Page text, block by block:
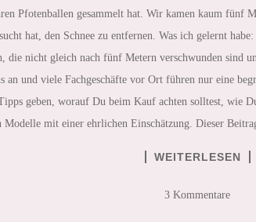
Pfotenballen gesammelt hat. Wir kamen kaum fünf
hat, den Schnee zu entfernen. Was ich gelernt
die nicht gleich nach fünf Metern verschwunden sind
an und viele Fachgeschäfte vor Ort führen nur eine
geben, worauf Du beim Kauf achten solltest, wie
Modelle mit einer ehrlichen Einschätzung. Dieser
WEITERLESEN
3 Kommentare